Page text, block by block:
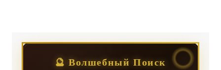
🔮 Волшебный Поиск